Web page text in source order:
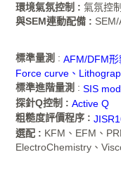
環境氣氛控制 :氣氛控
與SEM連動配備 :
標準量測 : AFM/DFM形
Force curve、
標準進階量測 : SIS
探針Q控制 : Active Q
粗糙度評價程序 :
選配 : KFM、EFM、
ElectroChemistry、